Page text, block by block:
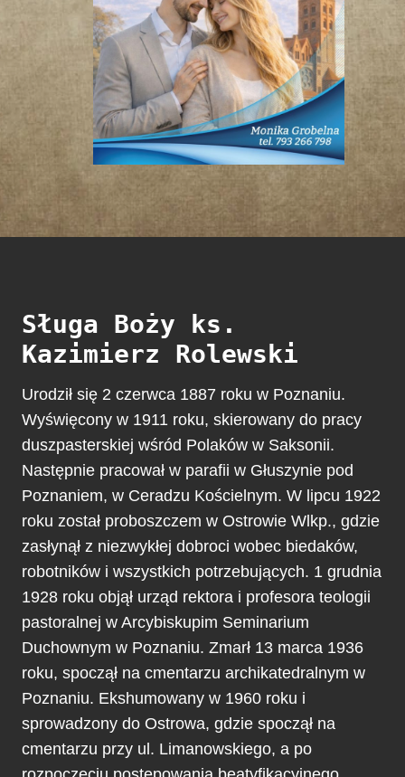
Sługa Boży ks.
Kazimierz Rolewski
Urodził się 2 czerwca 1887 roku w Poznaniu.
Wyświęcony w 1911 roku, skierowany do pracy
duszpasterskiej wśród Polaków w Saksonii.
Następnie pracował w parafii w Głuszynie pod
Poznaniem, w Ceradzu Kościelnym. W lipcu 1922
roku został proboszczem w Ostrowie Wlkp., gdzie
zasłynął z niezwykłej dobroci wobec biedaków,
robotników i wszystkich potrzebujących. 1 grudnia
1928 roku objął urząd rektora i profesora teologii
pastoralnej w Arcybiskupim Seminarium
Duchownym w Poznaniu. Zmarł 13 marca 1936
roku, spoczął na cmentarzu archikatedralnym w
Poznaniu. Ekshumowany w 1960 roku i
sprowadzony do Ostrowa, gdzie spoczął na
cmentarzu przy ul. Limanowskiego, a po